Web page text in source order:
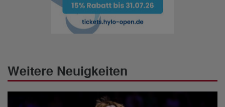
Weitere Neuigkeiten